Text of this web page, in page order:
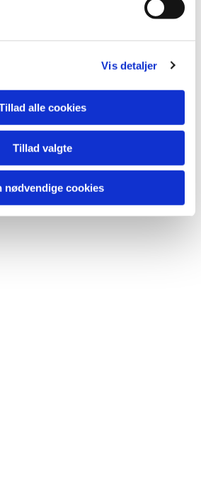
Vis detaljer
alle cookies
Tillad valgte
nødvendige cookies
også kunne lide...